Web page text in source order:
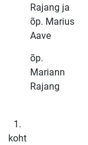
Rajang ja
õp. Marius
Aave
õp.
Mariann
Rajang
1.
koht